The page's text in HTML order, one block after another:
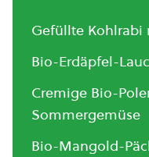
Gefüllte
Bio-Erdäpfel-
Cremige Bio-
Sommergemüse
Bio-Mangold-